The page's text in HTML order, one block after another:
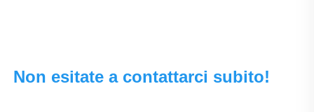
Non esitate a contattarci subito!